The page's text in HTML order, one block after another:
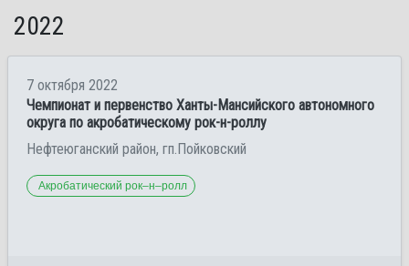
2022
7 октября 2022
Чемпионат и первенство Ханты-Мансийского автономного
округа по акробатическому рок-н-роллу
Нефтеюганский район, гп.Пойковский
Акробатический рок–н–ролл